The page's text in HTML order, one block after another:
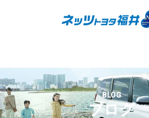
BLOG
ブログ